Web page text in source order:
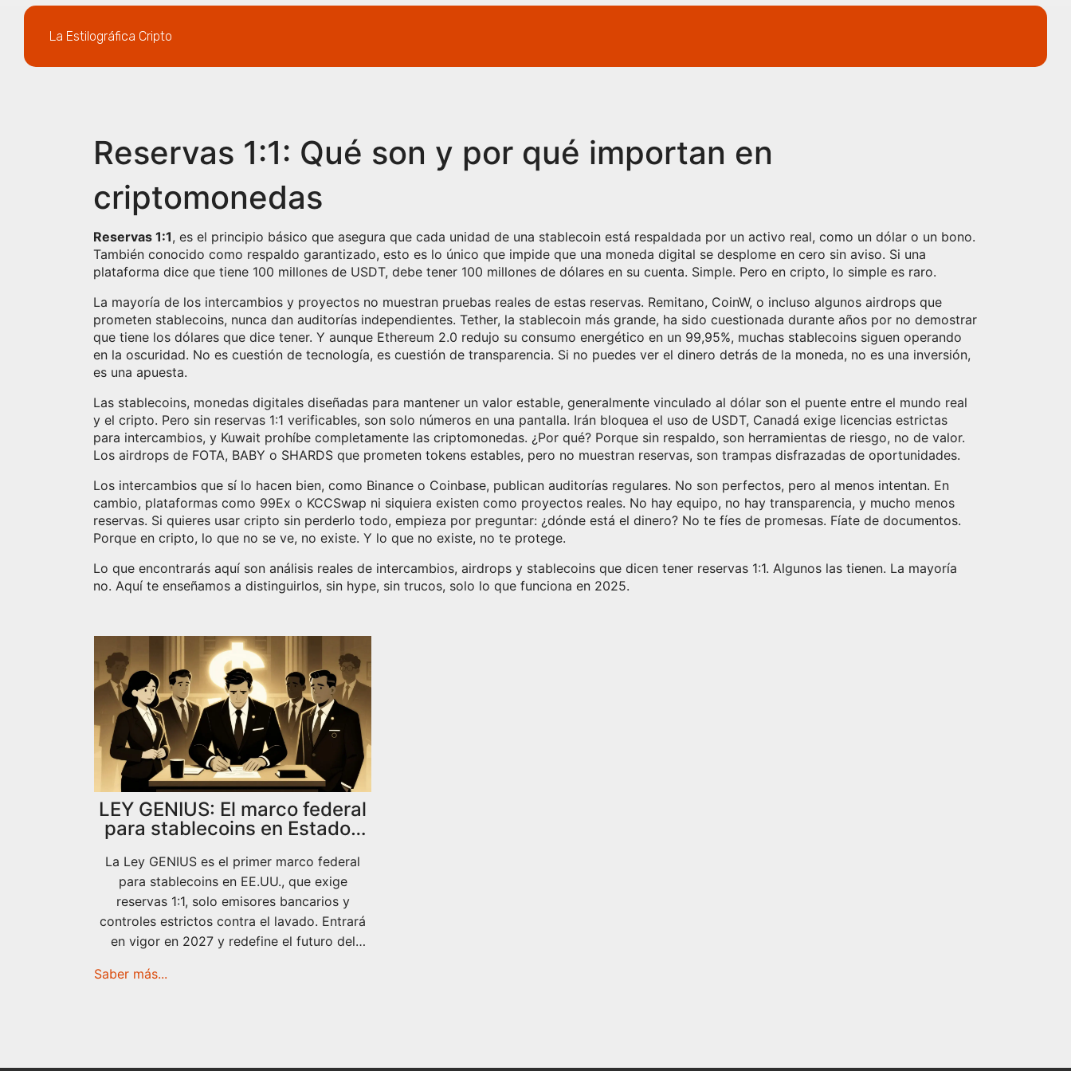
La Estilográfica Cripto
Reservas 1:1: Qué son y por qué importan en
criptomonedas
Reservas 1:1, es el principio básico que asegura que cada unidad de una stablecoin está respaldada por un activo real, como un dólar o un bono.
También conocido como respaldo garantizado, esto es lo único que impide que una moneda digital se desplome en cero sin aviso. Si una
plataforma dice que tiene 100 millones de USDT, debe tener 100 millones de dólares en su cuenta. Simple. Pero en cripto, lo simple es raro.
La mayoría de los intercambios y proyectos no muestran pruebas reales de estas reservas. Remitano, CoinW, o incluso algunos airdrops que
prometen stablecoins, nunca dan auditorías independientes. Tether, la stablecoin más grande, ha sido cuestionada durante años por no demostrar
que tiene los dólares que dice tener. Y aunque Ethereum 2.0 redujo su consumo energético en un 99,95%, muchas stablecoins siguen operando
en la oscuridad. No es cuestión de tecnología, es cuestión de transparencia. Si no puedes ver el dinero detrás de la moneda, no es una inversión,
es una apuesta.
Las stablecoins, monedas digitales diseñadas para mantener un valor estable, generalmente vinculado al dólar son el puente entre el mundo real
y el cripto. Pero sin reservas 1:1 verificables, son solo números en una pantalla. Irán bloquea el uso de USDT, Canadá exige licencias estrictas
para intercambios, y Kuwait prohíbe completamente las criptomonedas. ¿Por qué? Porque sin respaldo, son herramientas de riesgo, no de valor.
Los airdrops de FOTA, BABY o SHARDS que prometen tokens estables, pero no muestran reservas, son trampas disfrazadas de oportunidades.
Los intercambios que sí lo hacen bien, como Binance o Coinbase, publican auditorías regulares. No son perfectos, pero al menos intentan. En
cambio, plataformas como 99Ex o KCCSwap ni siquiera existen como proyectos reales. No hay equipo, no hay transparencia, y mucho menos
reservas. Si quieres usar cripto sin perderlo todo, empieza por preguntar: ¿dónde está el dinero? No te fíes de promesas. Fíate de documentos.
Porque en cripto, lo que no se ve, no existe. Y lo que no existe, no te protege.
Lo que encontrarás aquí son análisis reales de intercambios, airdrops y stablecoins que dicen tener reservas 1:1. Algunos las tienen. La mayoría
no. Aquí te enseñamos a distinguirlos, sin hype, sin trucos, solo lo que funciona en 2025.
LEY GENIUS: El marco federal
para stablecoins en Estados
clave
La Ley GENIUS es el primer marco federal
para stablecoins en EE.UU., que exige
reservas 1:1, solo emisores bancarios y
controles estrictos contra el lavado. Entrará
en vigor en 2027 y redefine el futuro del
Saber más...